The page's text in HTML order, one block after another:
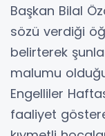
Başkan Bilal
sözü verdiği
belirterek
malumu
Engelliler
faaliyet